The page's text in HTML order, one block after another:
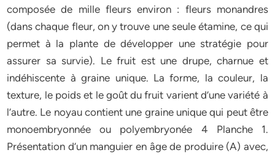
composée de mille fleurs environ : fleurs monandres
(dans chaque fleur, on y trouve une seule étamine, ce qui
permet à la plante de développer une stratégie pour
assurer sa survie). Le fruit est une drupe, charnue et
indéhiscente à graine unique. La forme, la couleur, la
texture, le poids et le goût du fruit varient d’une variété à
l’autre. Le noyau contient une graine unique qui peut être
monoembryonnée ou polyembryonée 4 Planche 1.
Présentation d’un manguier en âge de produire (A) avec,